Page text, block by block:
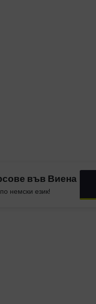
във Виена
немски език!